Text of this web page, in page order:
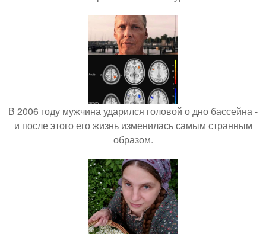
В 2006 году мужчина ударился головой о дно бассейна -
и после этого его жизнь изменилась самым странным
образом.